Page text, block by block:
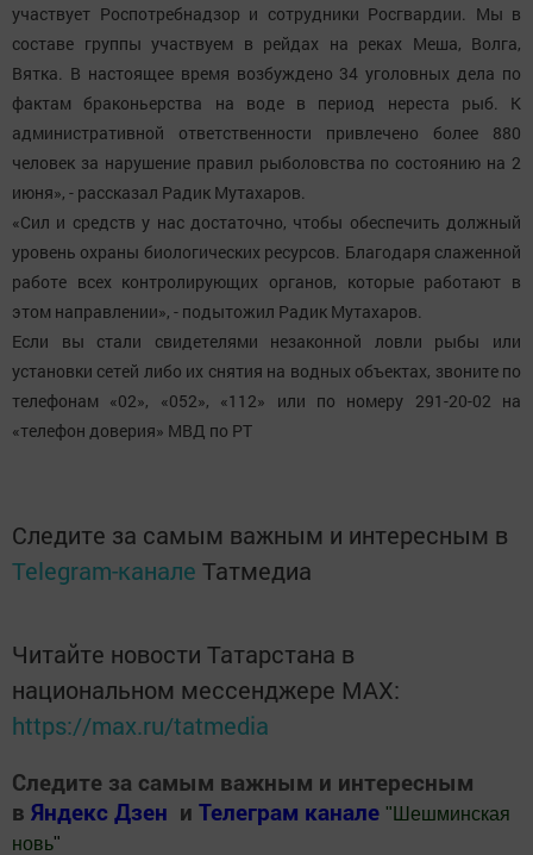
участвует Роспотребнадзор и сотрудники Росгвардии. Мы в
составе группы участвуем в рейдах на реках Меша, Волга,
Вятка. В настоящее время возбуждено 34 уголовных дела по
фактам браконьерства на воде в период нереста рыб. К
административной ответственности привлечено более 880
человек за нарушение правил рыболовства по состоянию на 2
июня», - рассказал Радик Мутахаров.
«Сил и средств у нас достаточно, чтобы обеспечить должный
уровень охраны биологических ресурсов. Благодаря слаженной
работе всех контролирующих органов, которые работают в
этом направлении», - подытожил Радик Мутахаров.
Если вы стали свидетелями незаконной ловли рыбы или
установки сетей либо их снятия на водных объектах, звоните по
телефонам «02», «052», «112» или по номеру 291-20-02 на
«телефон доверия» МВД по РТ
Следите за самым важным и интересным в
Telegram-канале Татмедиа
Читайте новости Татарстана в
национальном мессенджере MАХ:
https://max.ru/tatmedia
Следите за самым важным и интересным
в Яндекс Дзен и Телеграм канале " Шешминская
новь"